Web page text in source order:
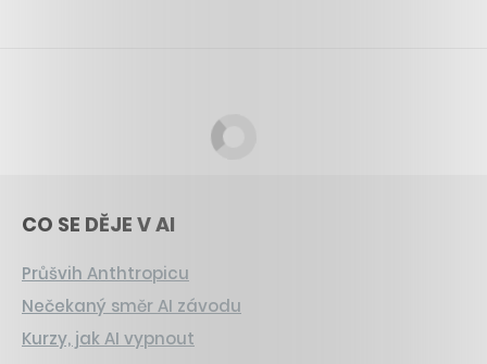
CO SE DĚJE V AI
Průšvih Anthtropicu
Nečekaný směr AI závodu
Kurzy, jak AI vypnout